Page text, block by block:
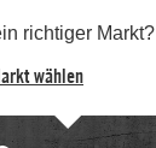
richtiger Markt?
wählen